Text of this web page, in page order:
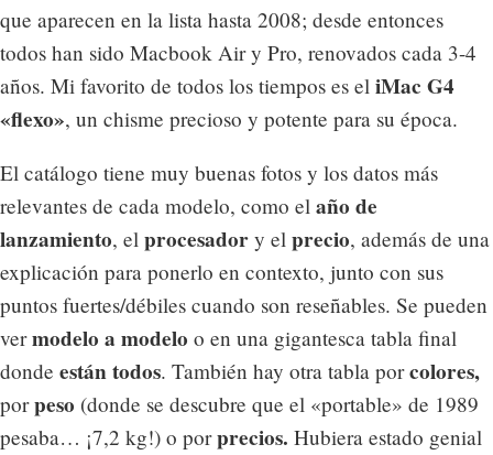
que aparecen en la lista hasta 2008; desde entonces
todos han sido Macbook Air y Pro, renovados cada 3-4
años. Mi favorito de todos los tiempos es el iMac G4
«flexo», un chisme precioso y potente para su época.
El catálogo tiene muy buenas fotos y los datos más
relevantes de cada modelo, como el año de
lanzamiento, el procesador y el precio, además de una
explicación para ponerlo en contexto, junto con sus
puntos fuertes/débiles cuando son reseñables. Se pueden
vermodelo a modelo o en una gigantesca tabla final
donde están todos. También hay otra tabla porcolores,
porpeso (donde se descubre que el «portable» de 1989
pesaba… ¡7,2 kg!) o porprecios. Hubiera estado genial